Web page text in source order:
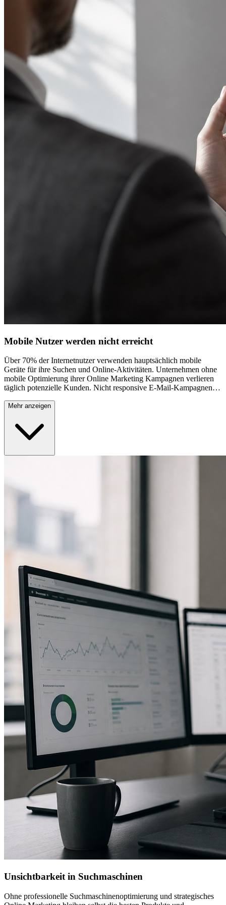
Mobile Nutzer werden nicht erreicht
Über 70% der Internetnutzer verwenden hauptsächlich mobile
Geräte für ihre Suchen und Online-Aktivitäten. Unternehmen ohne
mobile Optimierung ihrer Online Marketing Kampagnen verlieren
täglich potenzielle Kunden. Nicht responsive E-Mail-Kampagnen,
Landing Pages führen zu hohen Absprungraten und
mobile Online Marketing Strategie praktisch wertlos und kostet
Unternehmen jeden Tag bares Geld.
Mehr anzeigen
Unsichtbarkeit in Suchmaschinen
Ohne professionelle Suchmaschinenoptimierung und strategisches